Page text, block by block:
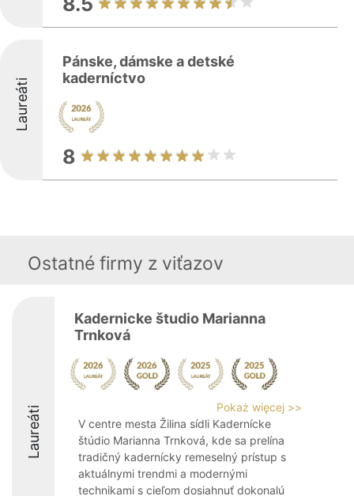
Laureáti
Pánske, dámske a detské
kaderníctvo
8
Ostatné firmy z viťazov
Laureáti
Kadernicke študio Marianna
Trnková
Pokaż więcej >>
V centre mesta Žilina sídli Kadernícke
štúdio Marianna Trnková, kde sa prelína
tradičný kadernícky remeselný prístup s
aktuálnymi trendmi a modernými
technikami s cieľom dosiahnuť dokonalú